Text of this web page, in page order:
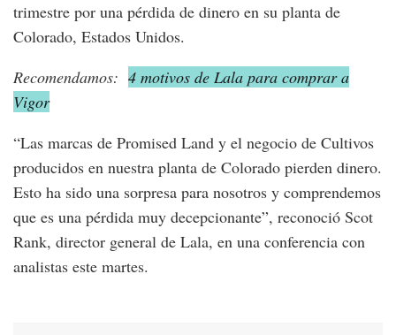
trimestre por una pérdida de dinero en su planta de
Colorado, Estados Unidos.
Recomendamos: 4 motivos de Lala para comprar a
Vigor
“Las marcas de Promised Land y el negocio de Cultivos
producidos en nuestra planta de Colorado pierden dinero.
Esto ha sido una sorpresa para nosotros y comprendemos
que es una pérdida muy decepcionante”, reconoció Scot
Rank, director general de Lala, en una conferencia con
analistas este martes.